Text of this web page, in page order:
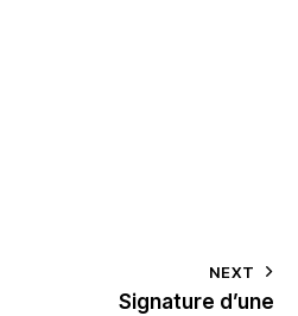
NEXT
Signature d’une